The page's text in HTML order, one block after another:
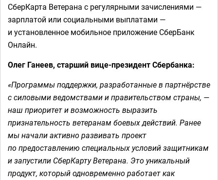
СберКарта Ветерана с регулярными зачислениями —
зарплатой или социальными выплатами —
и установленное мобильное приложение СберБанк
Онлайн.
Олег Ганеев, старший вице-президент Сбербанка:
«Программы поддержки, разработанные в партнёрстве
с силовыми ведомствами и правительством страны, —
наш приоритет и возможность выразить
признательность ветеранам боевых действий. Ранее
мы начали активно развивать проект
по предоставлению специальных условий защитникам
и запустили СберКарту Ветерана. Это уникальный
продукт, который одновременно работает как